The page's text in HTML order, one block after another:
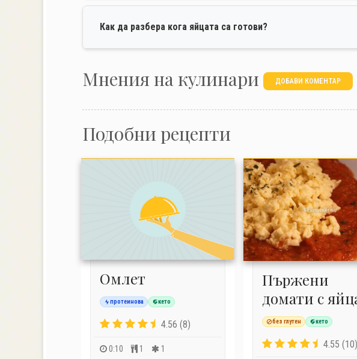
Как да разбера кога яйцата са готови?
Mнения на кулинари ДОБАВИ КОМЕНТАР
Подобни рецепти
Омлет
протеинова кето
4.56 (8)
0:10 1 1
Пържени
домати с
без глутен кето
4.55 (10)